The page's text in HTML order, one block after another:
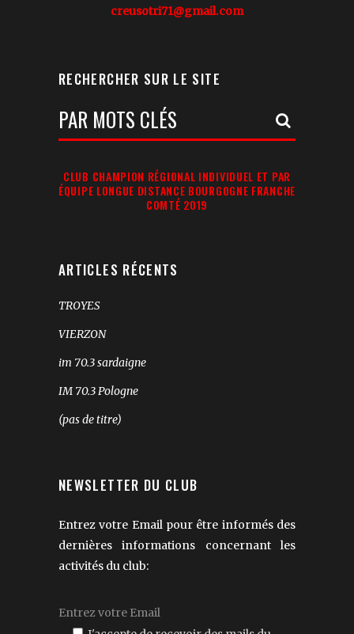
creusotri71@gmail.com
RECHERCHER SUR LE SITE
Votre
Recherche:
CLUB CHAMPION RÉGIONAL INDIVIDUEL ET PAR
ÉQUIPE LONGUE DISTANCE BOURGOGNE FRANCHE
COMTÉ 2019
ARTICLES RÉCENTS
TROYES
VIERZON
im 70.3 sardaigne
IM 70.3 Pologne
(pas de titre)
NEWSLETTER DU CLUB
Entrez votre Email pour être informés des
dernières informations concernant les
activités du club: